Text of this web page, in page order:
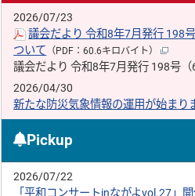
2026/07/23
議会だより 令和8年7月発行 198
ついて （PDF：60.6キロバイト）
議会だより 令和8年7月発行 198号（
2026/04/30
新たな防災気象情報の運用が始まり
Pickup
2026/07/22
「平和コンサートinながよvol.27」